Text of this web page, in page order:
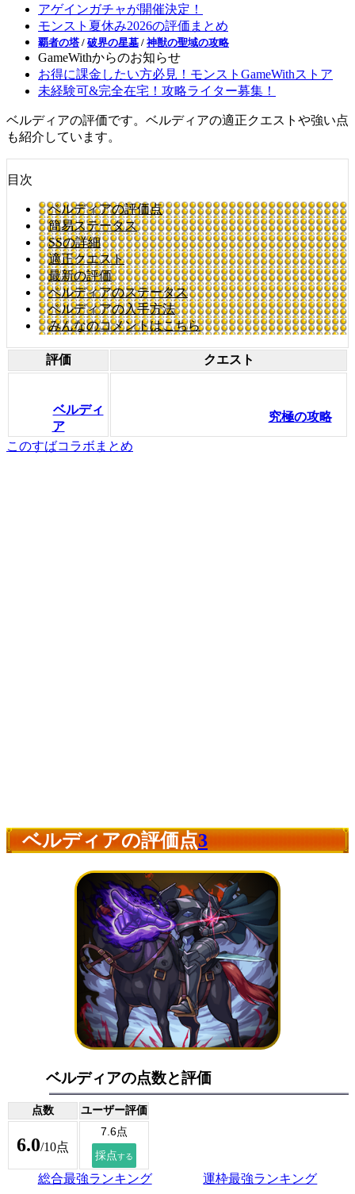
アゲインガチャが開催決定！
モンスト夏休み2026の評価まとめ
覇者の塔 / 破界の星墓 / 神獣の聖域の攻略
GameWithからのお知らせ
お得に課金したい方必見！モンストGameWithストア
未経験可&完全在宅！攻略ライター募集！
ベルディアの評価です。ベルディアの適正クエストや強い点
も紹介しています。
目次
ベルディアの評価点
簡易ステータス
SSの詳細
適正クエスト
最新の評価
ベルディアのステータス
ベルディアの入手方法
みんなのコメントはこちら
評価 クエスト
ベルディ
ア
究極の攻略
このすばコラボまとめ
ベルディアの評価点3
ベルディアの点数と評価
点数 ユーザー評価
6.0/10点
総合最強ランキング 運枠最強ランキング